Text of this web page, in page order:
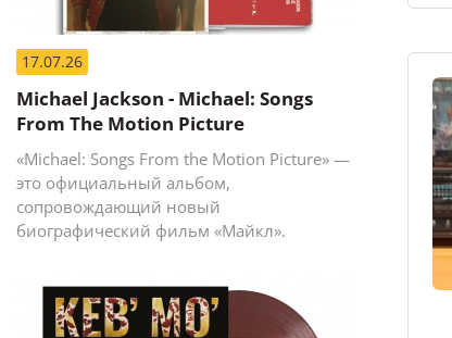
17.07.26
Michael Jackson - Michael: Songs
From The Motion Picture
«Michael: Songs From the Motion Picture» —
это официальный альбом,
сопровождающий новый
биографический фильм «Майкл».